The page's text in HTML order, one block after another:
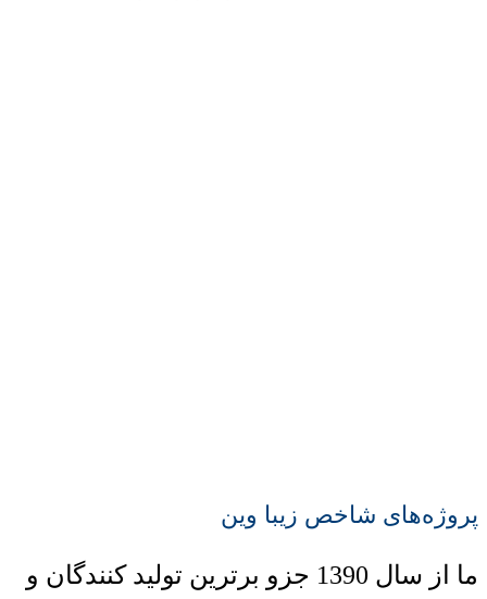
پروژه‌های شاخص زیبا وین
ما از سال 1390 جزو برترین تولید کنندگان و